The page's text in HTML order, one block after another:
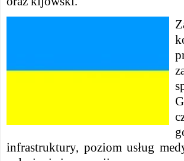
infrastruktury, poziom usług